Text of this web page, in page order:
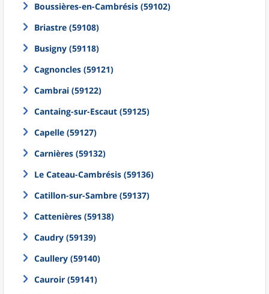
Boussières-en-Cambrésis (59102)
Briastre (59108)
Busigny (59118)
Cagnoncles (59121)
Cambrai (59122)
Cantaing-sur-Escaut (59125)
Capelle (59127)
Carnières (59132)
Le Cateau-Cambrésis (59136)
Catillon-sur-Sambre (59137)
Cattenières (59138)
Caudry (59139)
Caullery (59140)
Cauroir (59141)